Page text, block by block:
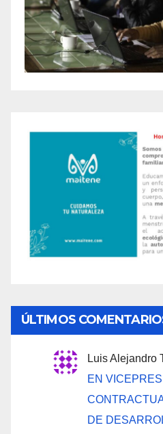
ÚLTIMOS
Luis Alejandro
EN
DE